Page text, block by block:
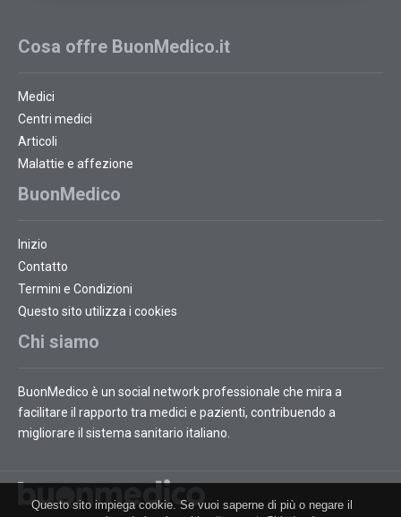
Cosa offre BuonMedico.it
Medici
Centri medici
Articoli
Malattie e affezione
BuonMedico
Inizio
Contatto
Termini e Condizioni
Questo sito utilizza i cookies
Chi siamo
BuonMedico è un social network professionale che mira a
facilitare il rapporto tra medici e pazienti, contribuendo a
migliorare il sistema sanitario italiano.
Questo sito impiega cookie. Se vuoi saperne di più o negare il